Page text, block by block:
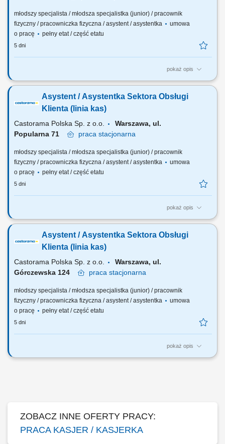
młodszy specjalista / młodsza specjalistka (junior) / pracownik
fizyczny / pracowniczka fizyczna / asystent / asystentka
umowa
o pracę
pełny etat / część etatu
5 dni
pokaż opis
Twój zakres obowiązków obsługa klientów zgodnie z obowiązującymi
(obsługa kasy fiskalnej), zwrotów z uwzględnieniem różnych form
finansowania; obsługa reklamacji i zapewnienie prawidłowego obiegu
Asystent / Asystentka Sektora Obsługi
Klienta (linia kas)
Castorama Polska Sp. z o.o.
Warszawa, ul.
Popularna 71
praca stacjonarna
młodszy specjalista / młodsza specjalistka (junior) / pracownik
fizyczny / pracowniczka fizyczna / asystent / asystentka
umowa
o pracę
pełny etat / część etatu
5 dni
pokaż opis
Twój zakres obowiązków obsługa klientów zgodnie z obowiązującymi
(obsługa kasy fiskalnej), zwrotów z uwzględnieniem różnych form
finansowania; obsługa reklamacji i zapewnienie prawidłowego obiegu
Asystent / Asystentka Sektora Obsługi
Klienta (linia kas)
Castorama Polska Sp. z o.o.
Warszawa, ul.
Górczewska 124
praca stacjonarna
młodszy specjalista / młodsza specjalistka (junior) / pracownik
fizyczny / pracowniczka fizyczna / asystent / asystentka
umowa
o pracę
pełny etat / część etatu
5 dni
pokaż opis
Twój zakres obowiązków obsługa klientów zgodnie z obowiązującymi
ZOBACZ INNE OFERTY PRACY:
PRACA KASJER / KASJERKA